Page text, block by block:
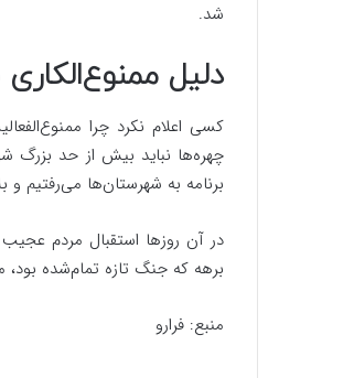
شد.
دلیل
کسی اعلام نکرد چرا
چهره‌ها نباید بیش از حد
برنامه به شهرستان‌ها می‌رفتیم
در آن روزها استقبال مردم
برهه که جنگ تازه تمام‌شده بود،
منبع: فرارو